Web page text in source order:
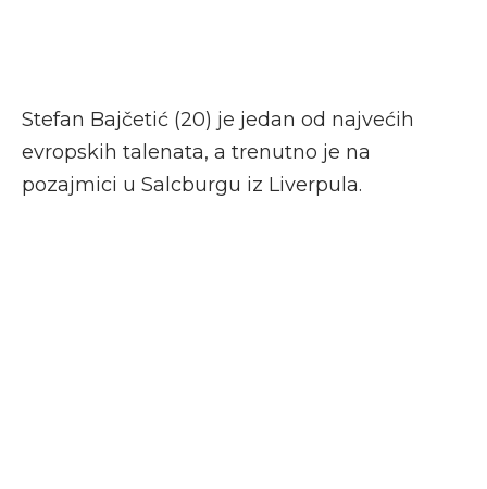
Stefan Bajčetić (20) je jedan od najvećih
evropskih talenata, a trenutno je na
pozajmici u Salcburgu iz Liverpula.